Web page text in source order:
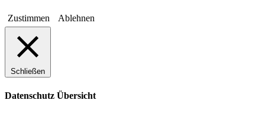
Zustimmen Ablehnen
Schließen
Datenschutz Übersicht